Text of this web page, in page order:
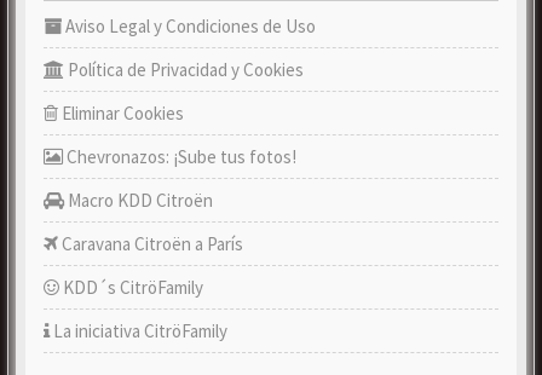
Aviso Legal y Condiciones de Uso
Política de Privacidad y Cookies
Eliminar Cookies
Chevronazos: ¡Sube tus fotos!
Macro KDD Citroën
Caravana Citroën a París
KDD´s CitröFamily
La iniciativa CitröFamily